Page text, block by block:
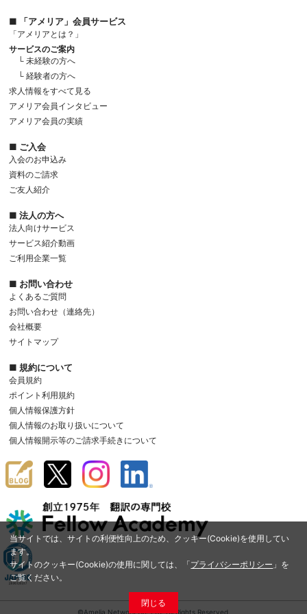
当サイトでは、サイトの利便性向上のため、クッキー(Cookie)を使用してい
ます。
サイトのクッキー(Cookie)の使用に関しては、「プライバシーポリシー 」を
ご覧ください。
閉じる
■ 「アメリア」会員サービス
「アメリアとは？」
サービスのご案内
└ 未経験の方へ
└ 経験者の方へ
求人情報をすべて見る
アメリア会員インタビュー
アメリア会員の実績
■ ご入会
入会のお申込み
資料のご請求
ご友人紹介
■ 法人の方へ
法人向けサービス
サービス紹介動画
ご利用企業一覧
■ お問い合わせ
よくあるご質問
お問い合わせ（連絡先）
会社概要
サイトマップ
■ 規約について
会員規約
ポイント利用規約
個人情報保護方針
個人情報のお取り扱いについて
個人情報開示等のご請求手続きについて
©Amelia Network Co.,Ltd. All Rights Reserved.